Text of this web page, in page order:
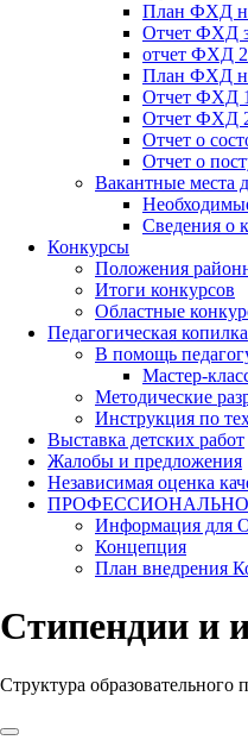
План ФХД
Отчет ФХД
отчет ФХД 2
План ФХД
Отчет ФХД 1
Отчет ФХД
Отчет о
Отчет о
Вакантные места
Сведения о
Конкурсы
Положения
Итоги конкурсов
Областные
Педагогическая копилка
В помощь
Мастер-
Методические
Инструкция по
Выставка детских работ
Жалобы и предложения
Независимая оценка
Информация для
Концепция
План внедрения
Стипендии и
Структура